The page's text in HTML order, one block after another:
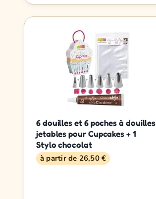
6 douilles et 6 poches à douilles
jetables pour Cupcakes + 1
Stylo chocolat
à partir de 26,50 €